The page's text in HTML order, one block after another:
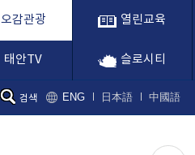
오감관광 열린교육
태안TV 슬로시티
검색 ENG 日本語 中國語